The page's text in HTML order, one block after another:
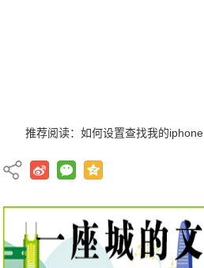
推荐阅读：如何设置查找我的iphone